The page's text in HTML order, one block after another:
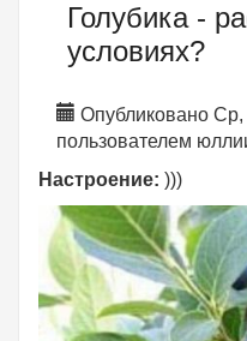
Голубика -
условиях?
Опубликовано
пользователем
Настроение: )))